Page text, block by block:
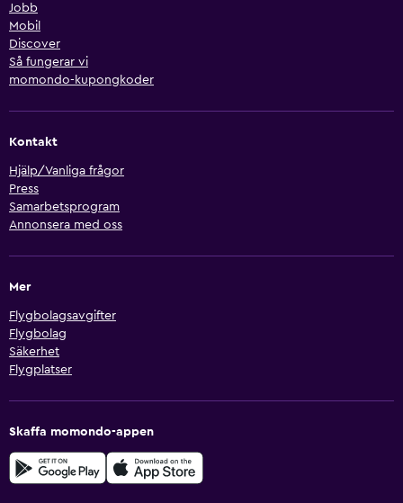
Jobb
Mobil
Discover
Så fungerar vi
momondo-kupongkoder
Kontakt
Hjälp/Vanliga frågor
Press
Samarbetsprogram
Annonsera med oss
Mer
Flygbolagsavgifter
Flygbolag
Säkerhet
Flygplatser
Skaffa momondo-appen